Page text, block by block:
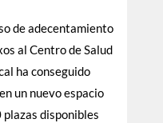
de adecentamiento
al Centro de Salud
ha conseguido
un nuevo espacio
disponibles